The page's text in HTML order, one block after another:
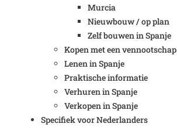
Murcia
Nieuwbouw / op plan
Zelf bouwen in Spanje
Kopen met een vennootschap
Lenen in Spanje
Praktische informatie
Verhuren in Spanje
Verkopen in Spanje
Specifiek voor Nederlanders